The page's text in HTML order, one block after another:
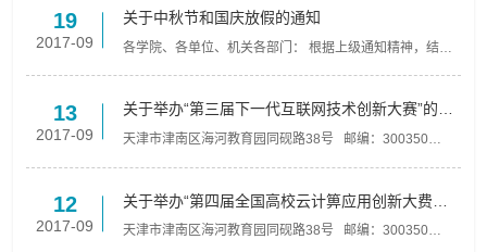
本科生...
19
2017-09
关于中秋节和国庆放假的通知
各学院、各单位、机关各部门： 根据上级通知精神，结合
13
2017-09
关于举办“第三届下一代互联网技术创新大赛”的通
知
天津市津南区海河教育园同砚路38号 邮编：300350
计算...
12
2017-09
关于举办“第四届全国高校云计箅应用创新大费一
大学生虚拟现实应用场景命题赛”的通知
天津市津南区海河教育园同砚路38号 邮编：300350